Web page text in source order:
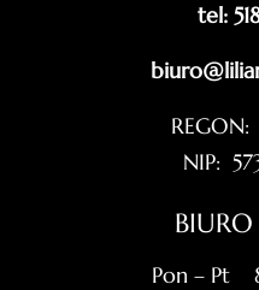
tel:
NIP:
Pon – Pt